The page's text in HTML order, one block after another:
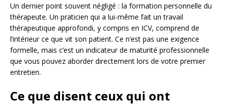
Un dernier point souvent négligé : la formation personnelle du
thérapeute. Un praticien qui a lui-même fait un travail
thérapeutique approfondi, y compris en ICV, comprend de
l’intérieur ce que vit son patient. Ce n’est pas une exigence
formelle, mais c’est un indicateur de maturité professionnelle
que vous pouvez aborder directement lors de votre premier
entretien.
Ce que disent ceux qui ont